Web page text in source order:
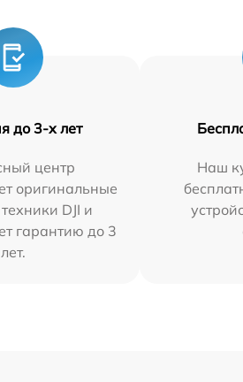
до 3-х лет
центр
оригинальные
DJI и
гарантию до 3
лет.
Наш